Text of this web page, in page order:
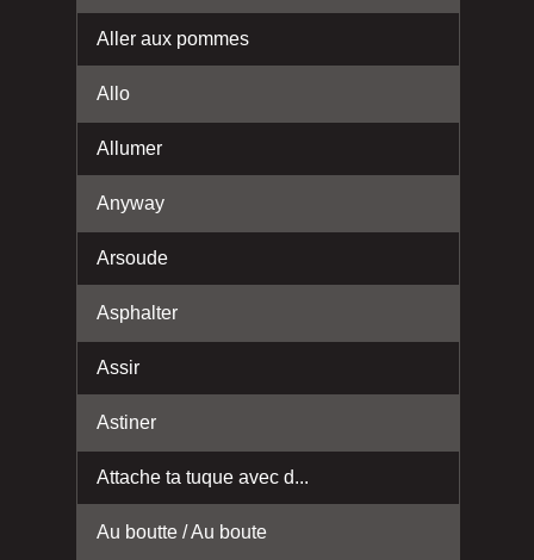
Aller aux pommes
Allo
Allumer
Anyway
Arsoude
Asphalter
Assir
Astiner
Attache ta tuque avec d...
Au boutte / Au boute